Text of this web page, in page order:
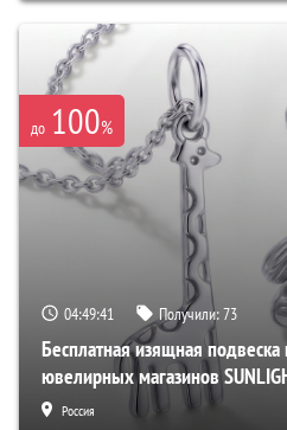
до 100%
04:49:40 Получили:73
Бесплатная изящная
ювелирных магазинов
Россия